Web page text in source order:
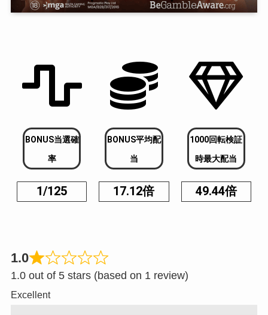
BONUS当選確
率
1/125
BONUS平均配
当
17.12倍
1000回転検証
時最大配当
49.44倍
1.0
1.0 out of 5 stars (based on 1 review)
Excellent